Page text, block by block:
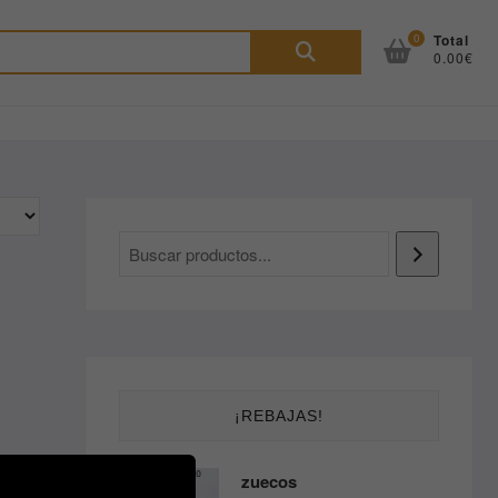
Buscar
0 Total
0.00€
¡REBAJAS!
zuecos